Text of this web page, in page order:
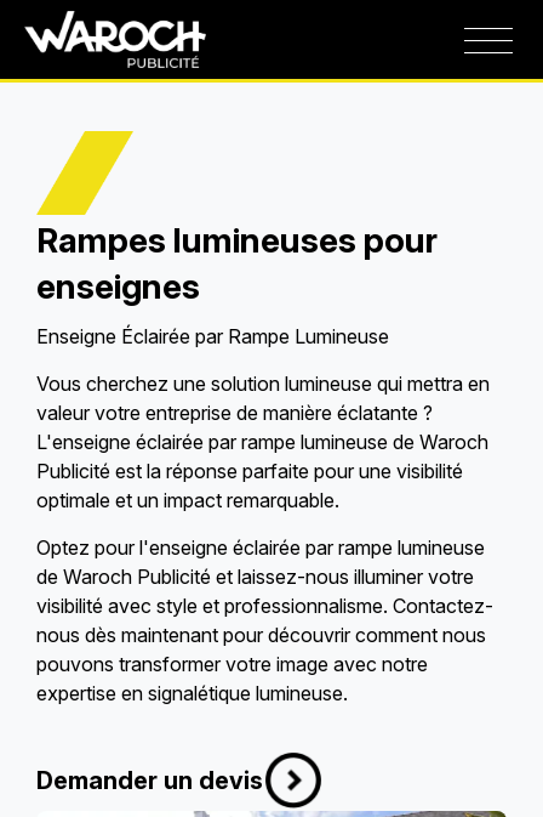
Rampes lumineuses pour
enseignes
Enseigne Éclairée par Rampe Lumineuse
Vous cherchez une solution lumineuse qui mettra en
valeur votre entreprise de manière éclatante ?
L'enseigne éclairée par rampe lumineuse de Waroch
Publicité est la réponse parfaite pour une visibilité
optimale et un impact remarquable.
Optez pour l'enseigne éclairée par rampe lumineuse
de Waroch Publicité et laissez-nous illuminer votre
visibilité avec style et professionnalisme. Contactez-
nous dès maintenant pour découvrir comment nous
pouvons transformer votre image avec notre
expertise en signalétique lumineuse.
Demander un devis